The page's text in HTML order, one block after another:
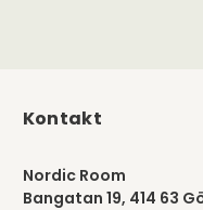
Kontakt
Nordic Room
Bangatan 19, 414 63